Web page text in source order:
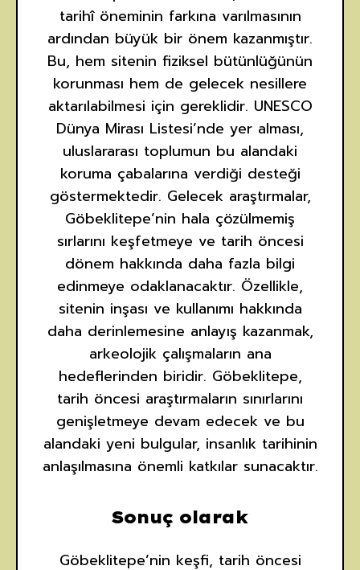
tarihî öneminin farkına varılmasının
ardından büyük bir önem kazanmıştır.
Bu, hem sitenin fiziksel bütünlüğünün
korunması hem de gelecek nesillere
aktarılabilmesi için gereklidir. UNESCO
Dünya Mirası Listesi’nde yer alması,
uluslararası toplumun bu alandaki
koruma çabalarına verdiği desteği
göstermektedir. Gelecek araştırmalar,
Göbeklitepe’nin hala çözülmemiş
sırlarını keşfetmeye ve tarih öncesi
dönem hakkında daha fazla bilgi
edinmeye odaklanacaktır. Özellikle,
sitenin inşası ve kullanımı hakkında
daha derinlemesine anlayış kazanmak,
arkeolojik çalışmaların ana
hedeflerinden biridir. Göbeklitepe,
tarih öncesi araştırmaların sınırlarını
genişletmeye devam edecek ve bu
alandaki yeni bulgular, insanlık tarihinin
anlaşılmasına önemli katkılar sunacaktır.
Sonuç olarak
Göbeklitepe’nin keşfi, tarih öncesi